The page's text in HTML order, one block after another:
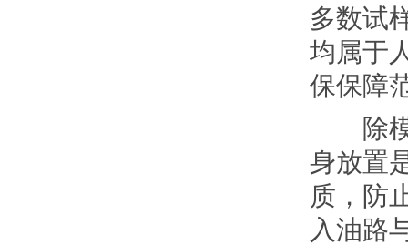
多数试
均属于
保保障
除模
身放置
质，防
入油路